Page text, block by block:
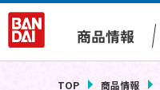
商品情報
TOP 商品情報